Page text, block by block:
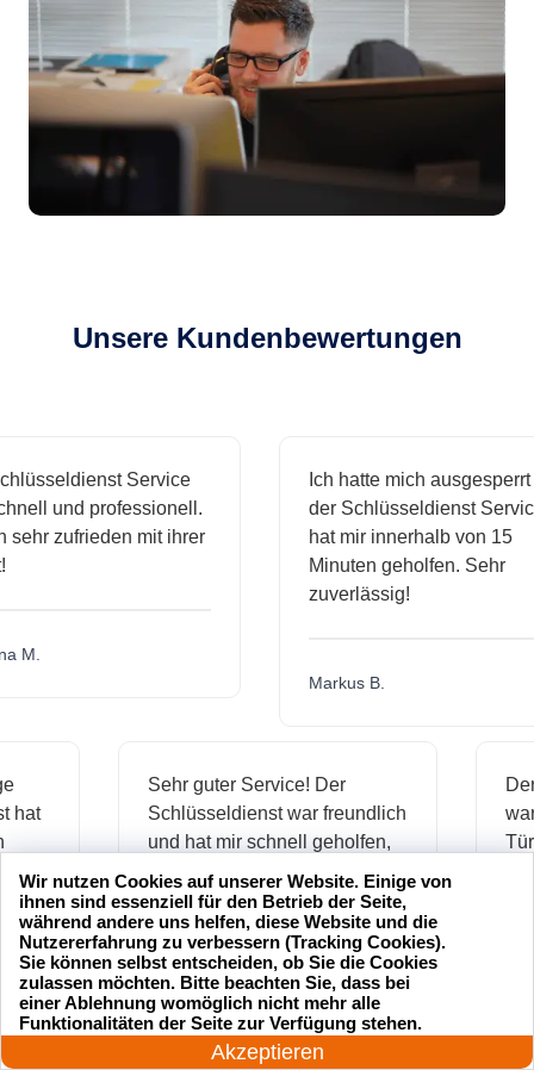
Unsere Kundenbewertungen
Service
und professionell.
zufrieden mit ihrer
Ich hatte mich ausgesperrt und
der Schlüsseldienst Service
hat mir innerhalb von 15
Minuten geholfen. Sehr
zuverlässig!
Markus B.
hat
Sehr guter Service! Der
Schlüsseldienst war freundlich
und hat mir schnell geholfen,
als ich meine Schlüssel
verloren hatte.
Jonas M.
24 Stunden am Tag
Akzeptieren
Wir nutzen Cookies auf unserer Website. Einige von
ihnen sind essenziell für den Betrieb der Seite,
während andere uns helfen, diese Website und die
Nutzererfahrung zu verbessern (Tracking Cookies).
Sie können selbst entscheiden, ob Sie die Cookies
zulassen möchten. Bitte beachten Sie, dass bei
einer Ablehnung womöglich nicht mehr alle
Funktionalitäten der Seite zur Verfügung stehen.